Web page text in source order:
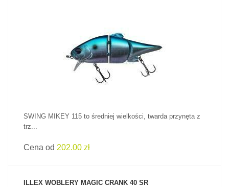
ZOBACZ PRODUKT
SWING MIKEY 115 to średniej wielkości, twarda przynęta z
trz...
Cena od 202.00 zł
ILLEX WOBLERY MAGIC CRANK 40 SR